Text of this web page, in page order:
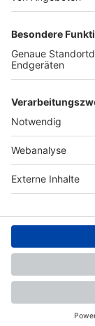
TOP-